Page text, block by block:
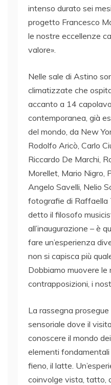
intenso durato sei
progetto Francesco
le nostre eccellenze
valore».
Nelle sale di Astino
climatizzate che
accanto a 14
contemporanea, già
del mondo, da New
Rodolfo Aricò, Carlo
Riccardo De Marchi,
Morellet, Mario Nigro,
Angelo Savelli, Nelio
fotografie di Raffaella
detto il filosofo
all’inaugurazione – è
fare un’esperienza
non si capisca più
Dobbiamo muovere le
contrapposizioni, i
La rassegna
sensoriale dove il
conoscere il mondo
elementi fondamentali
fieno, il latte.
coinvolge vista, tatto,